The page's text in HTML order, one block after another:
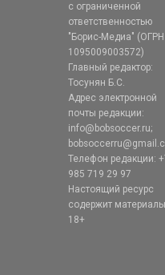
с ограниченной
ответственностью
"Борис-Медиа" (ОГРН
1095009003572)
Главный редактор:
Тосунян Б.С.
Адрес электронной
почты редакции:
info@bobsoccer.ru;
Телефон редакции:
985 719 29 97
Настоящий ресурс
содержит
18+